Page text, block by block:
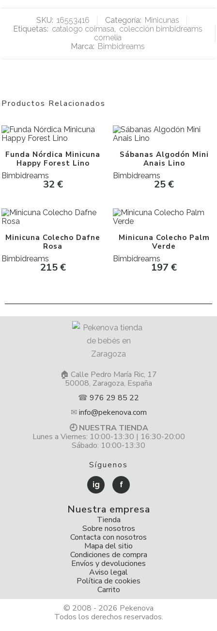
SKU: 16553416 Categoría: Minicunas
Etiquetas: catalogo coimasa, colección bimbidreams
cornelia
Marca: Bimbidreams
Productos Relacionados
Funda Nórdica Minicuna
Happy Forest Lino
Bimbidreams
32 €
Sábanas Algodón Mini
Anais Lino
Bimbidreams
25€
Minicuna Colecho Dafne
Rosa
Bimbidreams
215€
Minicuna Colecho Palm
Verde
Bimbidreams
197€
🏠 Calle Pedro María Ric, 17
50008, Zaragoza, España
☎ 976 29 85 22
✉info@pekenova.com
🕘 NUESTRA TIENDA
Lunes a Viernes: 10:00-13:30 | 16:30-20:00
Sábado: 10:00-13:30
Síguenos
ig f
Nuestra empresa
Tienda
Sobre nosotros
Contacta con nosotros
Mapa del sitio
Condiciones de compra
Envíos y devoluciones
Aviso legal
Política de cookies
Carrito
© 2008 - 2026 Pekenova
Todos los derechos reservados.